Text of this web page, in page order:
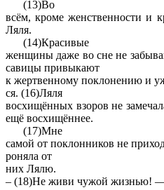
(13)Во
всём, кроме жен­ствен­но­сти и
Ляля.
(14)Кра­си­вые
жен­щи­ны даже во сне не
са­ви­цы при­вы­ка­ют
к жерт­вен­но­му по­кло­не­нию и
ся. (16)Ляля
вос­хищённых взо­ров не
ещё вос­хищённее.
(17)Мне
самой от по­клон­ни­ков не
ро­ня­ла от
них Лялю.
– (18)Не живи чужой жиз­нью! —